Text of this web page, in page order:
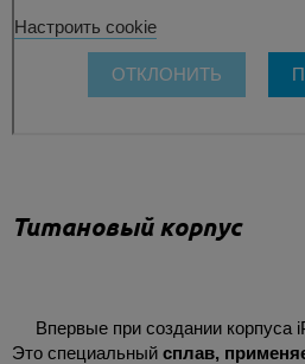
Титановый корпус
Впервые при создании корпуса
Это специальный сплав,